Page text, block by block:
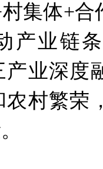
集体+合
产业链
业深度
村繁荣